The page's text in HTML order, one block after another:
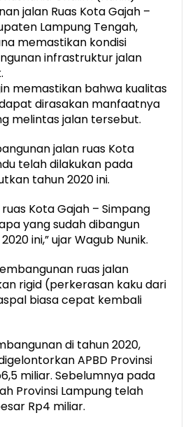
jalan Ruas Kota Gajah –
Lampung Tengah,
memastikan kondisi
infrastruktur jalan
memastikan bahwa kualitas
dirasakan manfaatnya
melintas jalan tersebut.
jalan ruas Kota
telah dilakukan pada
tahun 2020 ini.
Kota Gajah – Simpang
yang sudah dibangun
ini,” ujar Wagub Nunik.
ruas jalan
rigid (perkerasan kaku dari
biasa cepat kembali
di tahun 2020,
APBD Provinsi
miliar. Sebelumnya pada
Provinsi Lampung telah
Rp4 miliar.